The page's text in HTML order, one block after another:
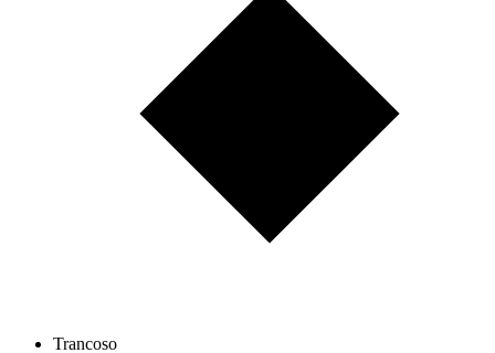
Trancoso